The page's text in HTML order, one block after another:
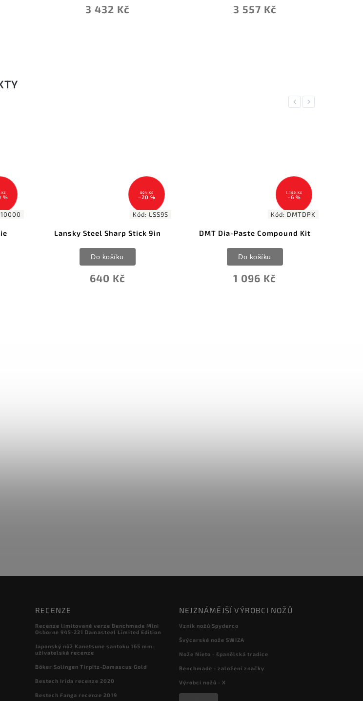
3 557 Kč 1 602 Kč
Previous
Stick 9in
Kód:
DMT Dia-Paste Compound Kit
Kód:
Cold Steel Benchtop Knife
3 873 Kč
Next
RECENZE
Recenze limitované verze Benchmade Mini
Osborne 945-221 Damasteel Limited Edition
Japonský nůž Kanetsune santoku 165 mm-
uživatelská recenze
Böker Solingen Tirpitz-Damascus Gold
Bestech Irida recenze 2020
Bestech Fanga recenze 2019
NEJZNÁMĚJŠÍ VÝROBCI NOŽŮ
Vznik nožů Spyderco
Švýcarské nože SWIZA
Nože Nieto - španělská tradice
Benchmade - založení značky
Výrobci nožů - X